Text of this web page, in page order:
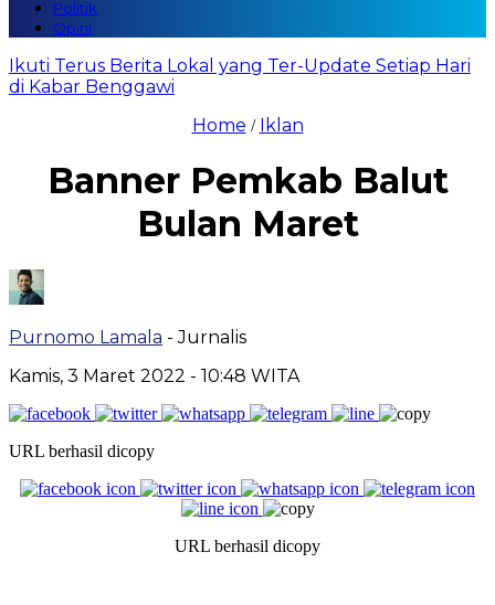
Politik
Opini
Ikuti Terus Berita Lokal yang Ter-Update Setiap Hari
di Kabar Benggawi
Home / Iklan
Banner Pemkab Balut
Bulan Maret
Purnomo Lamala - Jurnalis
Kamis, 3 Maret 2022 - 10:48 WITA
URL berhasil dicopy
URL berhasil dicopy